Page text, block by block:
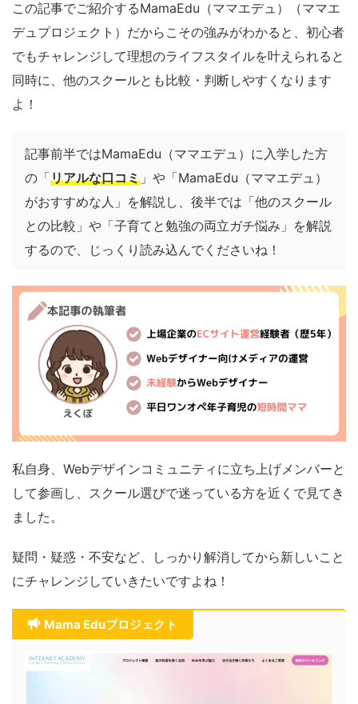
この記事でご紹介するMamaEdu（ママエデュ）（ママエ
デュプロジェクト）だからこその強みがわかると、初心者
でもチャレンジして理想のライフスタイルを叶えられると
同時に、他のスクールとも比較・判断しやすくなります
よ！
記事前半ではMamaEdu（ママエデュ）に入学した方
の「リアルな口コミ 」や「MamaEdu（ママエデュ）
がおすすめな人」を解説し、後半では「他のスクール
との比較」や「子育てと勉強の両立ガチ悩み」を解説
するので、じっくり読み込んでくださいね！
私自身、Webデザインコミュニティに立ち上げメンバーと
して参画し、スクール選びで迷っている方を近くで見てき
ました。
疑問・疑惑・不安など、しっかり解消してから新しいこと
にチャレンジしていきたいですよね！
Mama Eduプロジェクト